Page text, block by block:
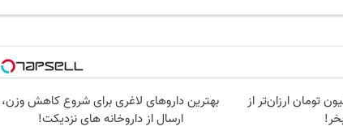
لاغری را ۱ میلیون تومان ارزان‌تر از
بهترین داروهای لاغری برای شروع کاهش وزن،
ارسال از داروخانه های نزدیکت!